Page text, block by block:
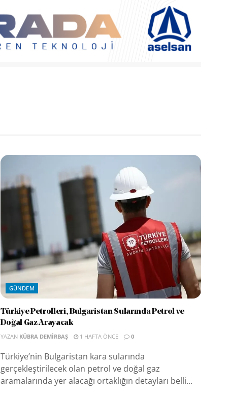
GÜNDEM
Türkiye Petrolleri, Bulgaristan Sularında Petrol ve
Doğal Gaz Arayacak
YAZAN KÜBRA DEMIRBAŞ 1 HAFTA ÖNCE 0
Türkiye’nin Bulgaristan kara sularında
gerçekleştirilecek olan petrol ve doğal gaz
aramalarında yer alacağı ortaklığın detayları belli...